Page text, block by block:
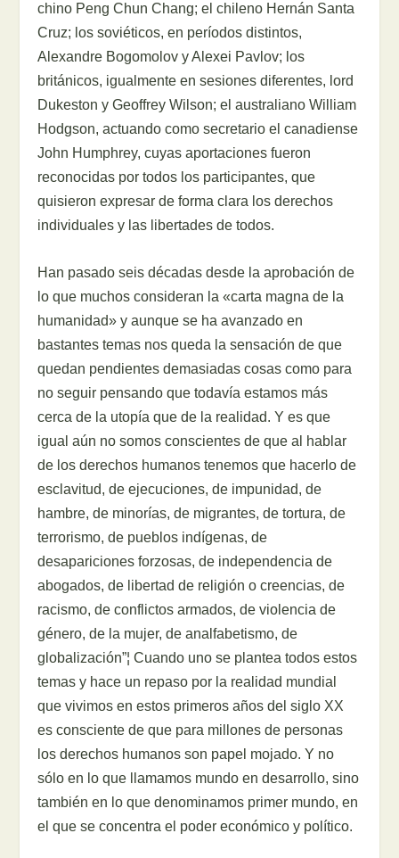
chino Peng Chun Chang; el chileno Hernán Santa
Cruz; los soviéticos, en períodos distintos,
Alexandre Bogomolov y Alexei Pavlov; los
británicos, igualmente en sesiones diferentes, lord
Dukeston y Geoffrey Wilson; el australiano William
Hodgson, actuando como secretario el canadiense
John Humphrey, cuyas aportaciones fueron
reconocidas por todos los participantes, que
quisieron expresar de forma clara los derechos
individuales y las libertades de todos.
Han pasado seis décadas desde la aprobación de
lo que muchos consideran la «carta magna de la
humanidad» y aunque se ha avanzado en
bastantes temas nos queda la sensación de que
quedan pendientes demasiadas cosas como para
no seguir pensando que todavía estamos más
cerca de la utopía que de la realidad. Y es que
igual aún no somos conscientes de que al hablar
de los derechos humanos tenemos que hacerlo de
esclavitud, de ejecuciones, de impunidad, de
hambre, de minorías, de migrantes, de tortura, de
terrorismo, de pueblos indígenas, de
desapariciones forzosas, de independencia de
abogados, de libertad de religión o creencias, de
racismo, de conflictos armados, de violencia de
género, de la mujer, de analfabetismo, de
globalización”¦ Cuando uno se plantea todos estos
temas y hace un repaso por la realidad mundial
que vivimos en estos primeros años del siglo XX
es consciente de que para millones de personas
los derechos humanos son papel mojado. Y no
sólo en lo que llamamos mundo en desarrollo, sino
también en lo que denominamos primer mundo, en
el que se concentra el poder económico y político.